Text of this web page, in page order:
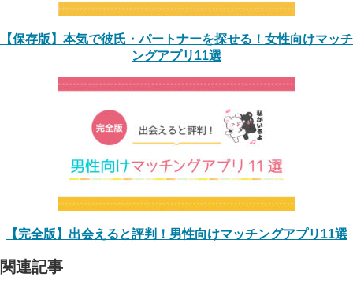
【保存版】本気で彼氏・パートナーを探せる！女性向けマッチ
ングアプリ11選
【完全版】出会えると評判！男性向けマッチングアプリ11選
関連記事